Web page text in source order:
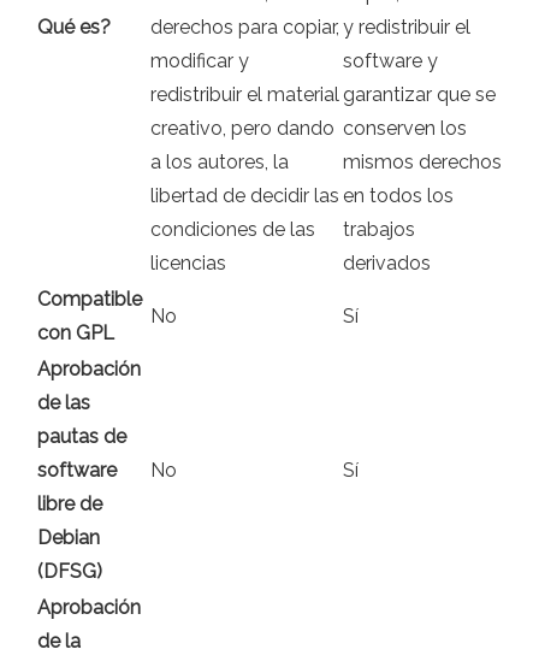
Qué es?
derechos para copiar,
modificar y
redistribuir el material
creativo, pero dando
a los autores, la
libertad de decidir las
condiciones de las
licencias
y redistribuir el
software y
garantizar que se
conserven los
mismos derechos
en todos los
trabajos
derivados
Compatible
con GPL
No Sí
Aprobación
de las
pautas de
software
libre de
Debian
(DFSG)
No Sí
Aprobación
de la